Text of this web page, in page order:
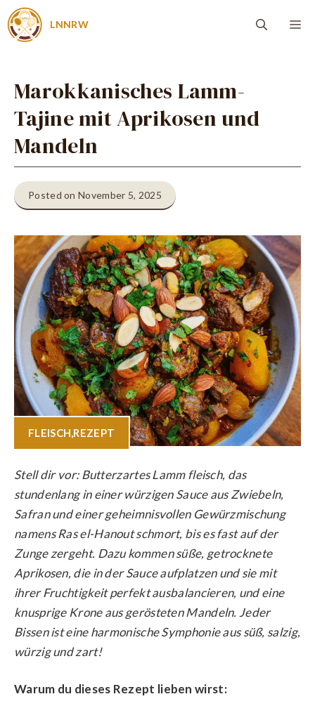
Zum
Inhalt
LNNRW
Marokkanisches Lamm-
Tajine mit Aprikosen und
Mandeln
Posted on November 5, 2025
FLEISCH,REZEPT
Stell dir vor: Butterzartes Lamm fleisch, das
stundenlang in einer würzigen Sauce aus Zwiebeln,
Safran und einer geheimnisvollen Gewürzmischung
namens Ras el-Hanout schmort, bis es fast auf der
Zunge zergeht. Dazu kommen süße, getrocknete
Aprikosen, die in der Sauce aufplatzen und sie mit
ihrer Fruchtigkeit perfekt ausbalancieren, und eine
knusprige Krone aus gerösteten Mandeln. Jeder
Bissen ist eine harmonische Symphonie aus süß, salzig,
würzig und zart!
Warum du dieses Rezept lieben wirst: